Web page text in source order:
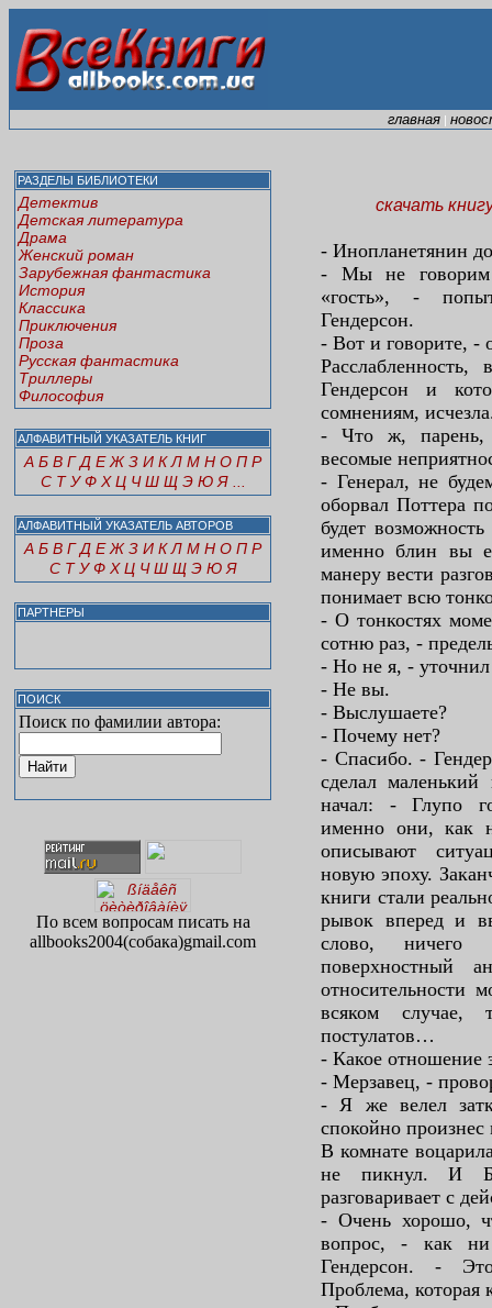
главная |
РАЗДЕЛЫ БИБЛИОТЕКИ
Детектив
Детская литература
Драма
Женский роман
Зарубежная фантастика
История
Классика
Приключения
Проза
Русская фантастика
Триллеры
Философия
АЛФАВИТНЫЙ УКАЗАТЕЛЬ КНИГ
А Б В Г Д Е Ж З И К Л М Н О П Р
С Т У Ф Х Ц Ч Ш Щ Э Ю Я
АЛФАВИТНЫЙ УКАЗАТЕЛЬ АВТОРОВ
А Б В Г Д Е Ж З И К Л М Н О П Р
С Т У Ф Х Ц Ч Ш Щ Э Ю Я
ПАРТНЕРЫ
ПОИСК
Поиск по фамилии автора:
По всем вопросам писать на
allbooks2004(собака)gmail.com
скачать
- Инопланетянин
- Мы не говорим
«гость», -
Гендерсон.
- Вот и говорите, -
Гендерсон и
сомнениям,
- Что ж, парень,
весомые
- Генерал, не
оборвал Поттера
будет
именно блин вы
манеру вести
понимает всю
- О тонкостях
сотню раз, -
- Но не я, -
- Не вы.
- Выслушаете?
- Почему нет?
- Спасибо. -
сделал
начал: - Глупо
именно они, как
описывают
новую эпоху.
книги стали
рывок вперед и
слово, ничего
поверхностный
относительности
всяком случае,
постулатов…
- Какое отношение
- Мерзавец, -
- Я же велел
спокойно произнес
В комнате
не пикнул. И
разговаривает с
- Очень хорошо,
вопрос, - как
Гендерсон. -
Проблема, которая